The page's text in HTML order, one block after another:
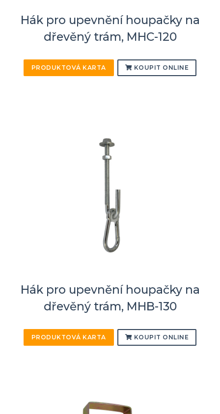
Hák pro upevnění houpačky na
dřevěný trám, MHC-120
PRODUKTOVÁ KARTA KOUPIT ONLINE
Hák pro upevnění houpačky na
dřevěný trám, MHB-130
PRODUKTOVÁ KARTA KOUPIT ONLINE